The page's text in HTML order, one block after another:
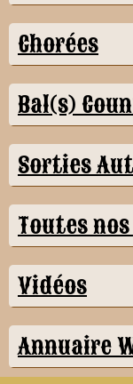
Chorées
Bal(s)
Sorties
Toutes
Vidéos
Annuaire